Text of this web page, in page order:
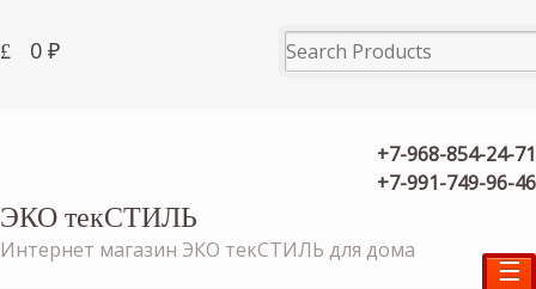
0₽
+7-968-854-24-71
+7-991-749-96-46
ЭКО текСТИЛЬ
Интернет магазин ЭКО текСТИЛЬ для дома
☰